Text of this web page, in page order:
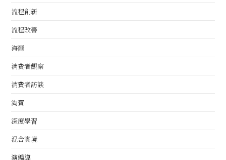
流程創新
流程改善
海爾
消費者觀察
消費者訪談
淘寶
深度學習
混合實境
演編導